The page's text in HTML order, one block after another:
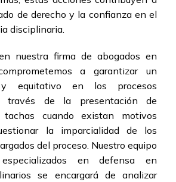
de derecho y la confianza en el
disciplinaria.
nuestra firma de abogados en
a garantizar un
equitativo en los procesos
través de la presentación de
tachas cuando existan motivos
la imparcialidad de los
del proceso. Nuestro equipo
en defensa en
se encargará de analizar